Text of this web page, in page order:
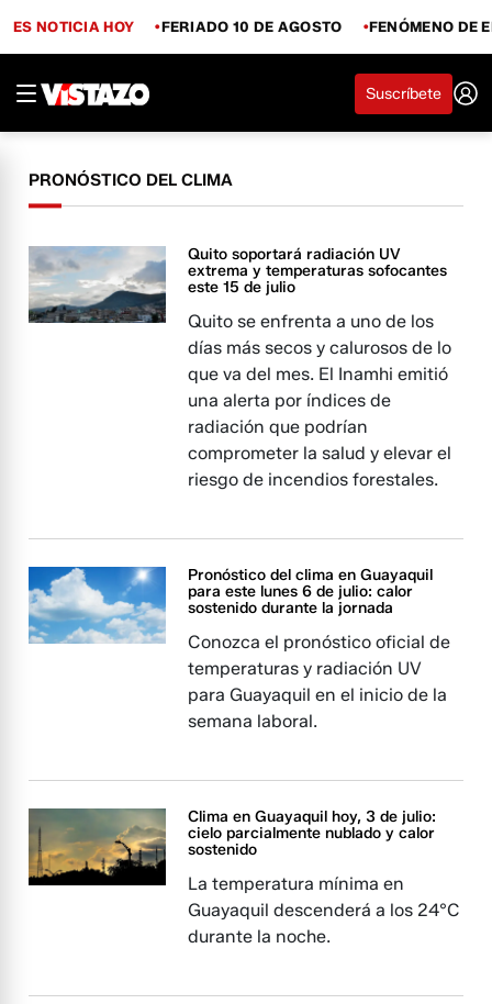
ES NOTICIA HOY FERIADO 10 DE AGOSTO FENÓMENO DE
Suscríbete
PRONÓSTICO DEL CLIMA
Quito soportará radiación UV
extrema y temperaturas sofocantes
este 15 de julio
Quito se enfrenta a uno de los
días más secos y calurosos de lo
que va del mes. El Inamhi emitió
una alerta por índices de
radiación que podrían
comprometer la salud y elevar el
riesgo de incendios forestales.
Pronóstico del clima en Guayaquil
para este lunes 6 de julio: calor
sostenido durante la jornada
Conozca el pronóstico oficial de
temperaturas y radiación UV
para Guayaquil en el inicio de la
semana laboral.
Clima en Guayaquil hoy, 3 de julio:
cielo parcialmente nublado y calor
sostenido
La temperatura mínima en
Guayaquil descenderá a los 24°C
durante la noche.